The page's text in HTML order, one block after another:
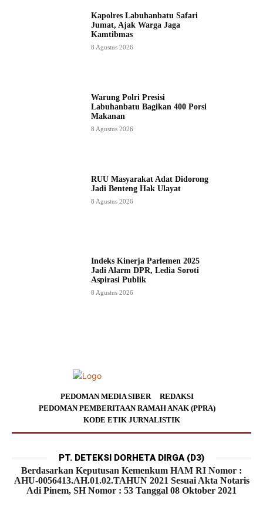
Kapolres Labuhanbatu Safari
Jumat, Ajak Warga Jaga
Kamtibmas
8 Agustus 2026
Warung Polri Presisi
Labuhanbatu Bagikan 400 Porsi
Makanan
8 Agustus 2026
RUU Masyarakat Adat Didorong
Jadi Benteng Hak Ulayat
8 Agustus 2026
Indeks Kinerja Parlemen 2025
Jadi Alarm DPR, Ledia Soroti
Aspirasi Publik
8 Agustus 2026
PEDOMAN MEDIA SIBER
REDAKSI
PEDOMAN PEMBERITAAN RAMAH ANAK (PPRA)
KODE ETIK JURNALISTIK
PT. DETEKSI DORHETA DIRGA (D3)
Berdasarkan Keputusan Kemenkum HAM RI Nomor :
AHU-0056413.AH.01.02.TAHUN 2021 Sesuai Akta Notaris
Adi Pinem, SH Nomor : 53 Tanggal 08 Oktober 2021